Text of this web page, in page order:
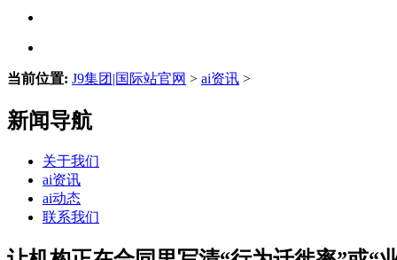
当前位置: J9集团|国际站官网 > ai资讯 >
新闻导航
关于我们
ai资讯
ai动态
联系我们